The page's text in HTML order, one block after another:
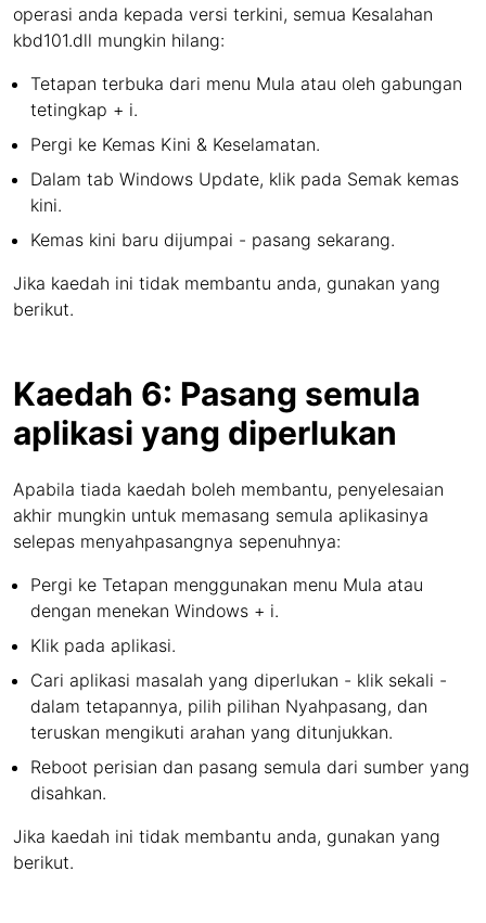
operasi anda kepada versi terkini, semua Kesalahan
kbd101.dll mungkin hilang:
Tetapan terbuka dari menu Mula atau oleh gabungan
tetingkap + i.
Pergi ke Kemas Kini & Keselamatan.
Dalam tab Windows Update, klik pada Semak kemas
kini.
Kemas kini baru dijumpai - pasang sekarang.
Jika kaedah ini tidak membantu anda, gunakan yang
berikut.
Kaedah 6: Pasang semula
aplikasi yang diperlukan
Apabila tiada kaedah boleh membantu, penyelesaian
akhir mungkin untuk memasang semula aplikasinya
selepas menyahpasangnya sepenuhnya:
Pergi ke Tetapan menggunakan menu Mula atau
dengan menekan Windows + i.
Klik pada aplikasi.
Cari aplikasi masalah yang diperlukan - klik sekali -
dalam tetapannya, pilih pilihan Nyahpasang, dan
teruskan mengikuti arahan yang ditunjukkan.
Reboot perisian dan pasang semula dari sumber yang
disahkan.
Jika kaedah ini tidak membantu anda, gunakan yang
berikut.